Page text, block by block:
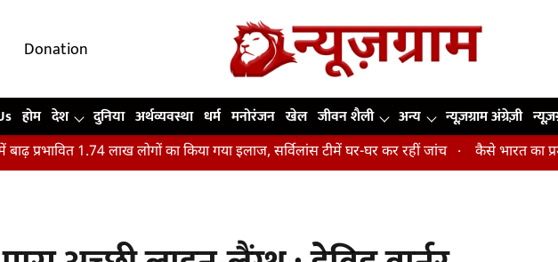
Donation
होम देश दुनिया अर्थव्यवस्था धर्म मनोरंजन खेल जीवन शैली अन्य न्यूज़ग्राम अंग्रेज़ी
1.74 लाख लोगों का किया गया इलाज, सर्विलांस टीमें घर-घर कर रहीं जांच कैसे भारत का प्रमुख हाई-